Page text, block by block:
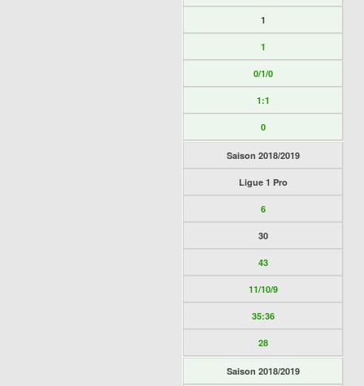
1
1
0/1/0
1:1
0
Saison 2018/2019
Ligue 1 Pro
6
30
43
11/10/9
35:36
28
Saison 2018/2019